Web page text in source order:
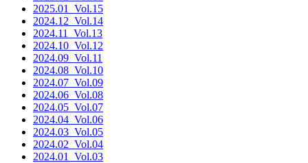
2025.01
_Vol.15
2024.12 _Vol.14
2024.11
_Vol.13
2024.10 _Vol.12
2024.09 _Vol.11
2024.08 _Vol.10
2024.07 _Vol.09
2024.06 _Vol.08
2024.05 _Vol.07
2024.04 _Vol.06
2024.03 _Vol.05
2024.02 _Vol.04
2024.01
_Vol.03